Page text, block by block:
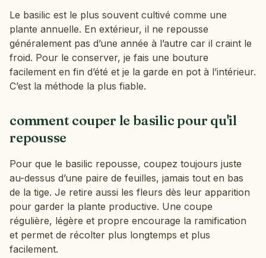
Le basilic est le plus souvent cultivé comme une
plante annuelle. En extérieur, il ne repousse
généralement pas d’une année à l’autre car il craint le
froid. Pour le conserver, je fais une bouture
facilement en fin d’été et je la garde en pot à l’intérieur.
C’est la méthode la plus fiable.
comment couper le basilic pour qu'il
repousse
Pour que le basilic repousse, coupez toujours juste
au-dessus d’une paire de feuilles, jamais tout en bas
de la tige. Je retire aussi les fleurs dès leur apparition
pour garder la plante productive. Une coupe
régulière, légère et propre encourage la ramification
et permet de récolter plus longtemps et plus
facilement.